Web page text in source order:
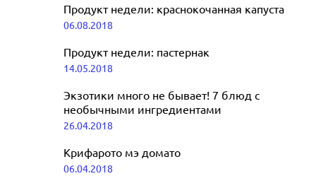
Запеченный тофу пюре из баклажанов,
тартар из манго, вяленые помидоры
Продукт недели: краснокочанная капуста
06.08.2018
Продукт недели: пастернак
14.05.2018
Экзотики много не бывает! 7 блюд с
необычными ингредиентами
26.04.2018
Крифарото мэ домато
06.04.2018